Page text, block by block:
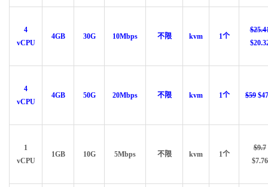
4
vCPU
4GB 30G 10Mbps 不限 kvm 1个
4
vCPU
4GB 50G 20Mbps 不限 kvm 1个 $59
1
vCPU
1GB 10G 5Mbps 不限 kvm 1个
$9.7
$7.76